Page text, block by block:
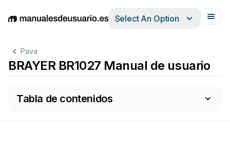
EnglishDeutschEspañolItalianoFrançais
Select An Option
Pava
BRAYER BR1027 Manual de usuario
Tabla de contenidos